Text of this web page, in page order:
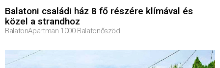
Balatoni családi ház 8 fő részére klímával és
közel a strandhoz
BalatonApartman 1000 Balatonőszöd